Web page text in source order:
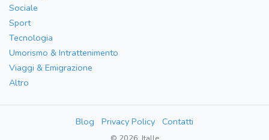
Sociale
Sport
Tecnologia
Umorismo & Intrattenimento
Viaggi & Emigrazione
Altro
Blog Privacy Policy Contatti